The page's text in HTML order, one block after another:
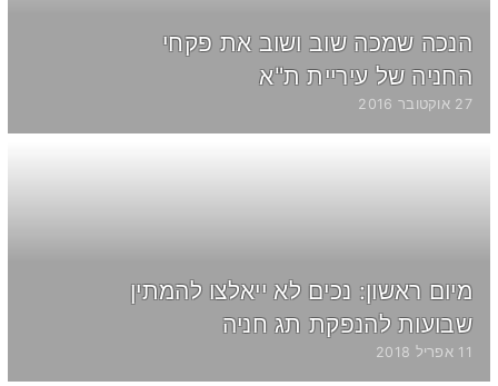
הנכה שמכה שוב ושוב את פקחי
החניה של עיריית ת"א
27 אוקטובר 2016
מיום ראשון: נכים לא ייאלצו להמתין
שבועות להנפקת תג חניה
11 אפריל 2018